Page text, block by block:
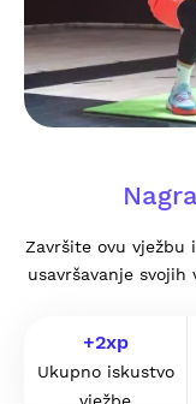
Završite ovu vježbu
usavršavanje
+2xp
Ukupno iskustvo